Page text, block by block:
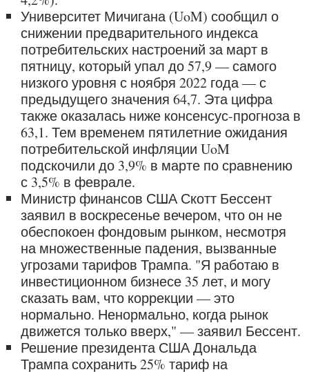
Университет Мичигана (UoM) сообщил о
снижении предварительного индекса
потребительских настроений за март в
пятницу, который упал до 57,9 — самого
низкого уровня с ноября 2022 года — с
предыдущего значения 64,7. Эта цифра
также оказалась ниже консенсус-прогноза в
63,1. Тем временем пятилетние ожидания
потребительской инфляции UoM
подскочили до 3,9% в марте по сравнению
с 3,5% в феврале.
Министр финансов США Скотт Бессент
заявил в воскресенье вечером, что он не
обеспокоен фондовым рынком, несмотря
на множественные падения, вызванные
угрозами тарифов Трампа. "Я работаю в
инвестиционном бизнесе 35 лет, и могу
сказать вам, что коррекции — это
нормально. Ненормально, когда рынок
движется только вверх," — заявил Бессент.
Решение президента США Дональда
Трампа сохранить 25% тариф на